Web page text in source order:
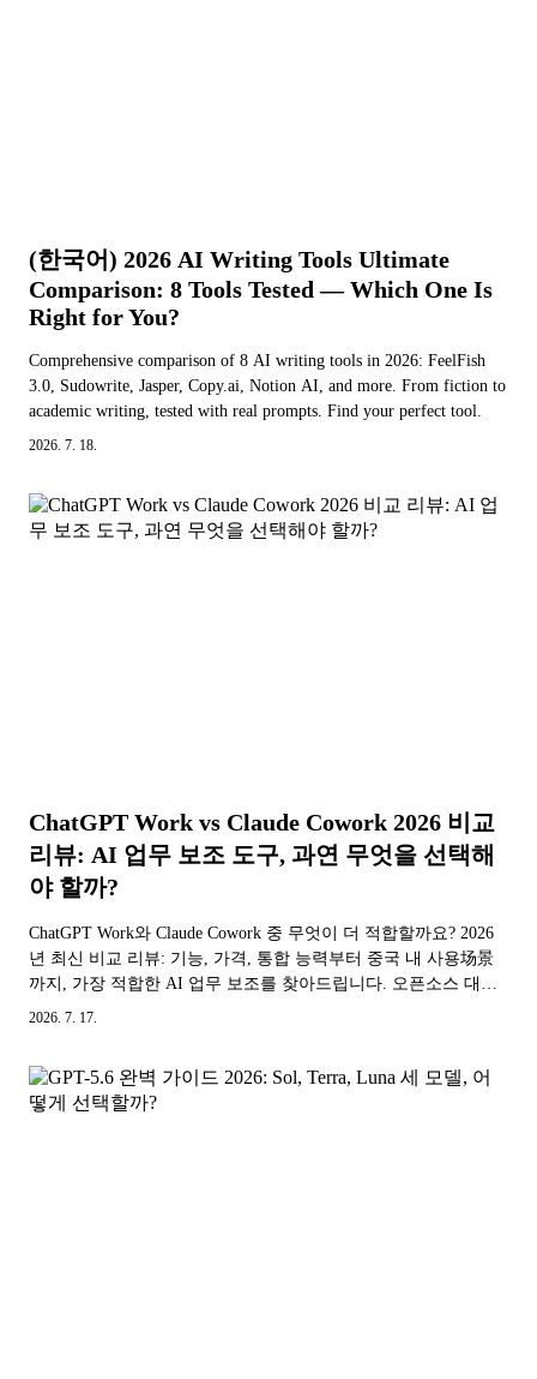
(한국어) 2026 AI Writing Tools Ultimate
Comparison: 8 Tools Tested — Which One Is
Right for You?
Comprehensive comparison of 8 AI writing tools in 2026: FeelFish
3.0, Sudowrite, Jasper, Copy.ai, Notion AI, and more. From fiction to
academic writing, tested with real prompts. Find your perfect tool.
2026. 7. 18.
ChatGPT Work vs Claude Cowork 2026 비교
리뷰: AI 업무 보조 도구, 과연 무엇을 선택해
야 할까?
ChatGPT Work와 Claude Cowork 중 무엇이 더 적합할까요? 2026
년 최신 비교 리뷰: 기능, 가격, 통합 능력부터 중국 내 사용场景
까지, 가장 적합한 AI 업무 보조를 찾아드립니다. 오픈소스 대안
도 포함.
2026. 7. 17.